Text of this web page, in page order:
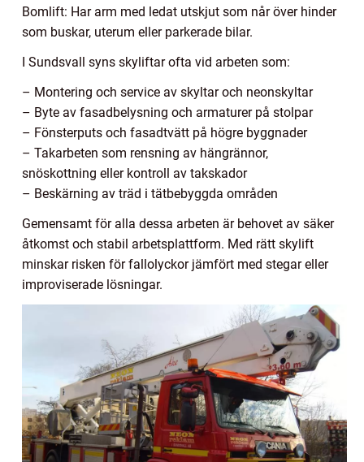
Bomlift: Har arm med ledat utskjut som når över hinder
som buskar, uterum eller parkerade bilar.
I Sundsvall syns skyliftar ofta vid arbeten som:
– Montering och service av skyltar och neonskyltar
– Byte av fasadbelysning och armaturer på stolpar
– Fönsterputs och fasadtvätt på högre byggnader
– Takarbeten som rensning av hängrännor,
snöskottning eller kontroll av takskador
– Beskärning av träd i tätbebyggda områden
Gemensamt för alla dessa arbeten är behovet av säker
åtkomst och stabil arbetsplattform. Med rätt skylift
minskar risken för fallolyckor jämfört med stegar eller
improviserade lösningar.